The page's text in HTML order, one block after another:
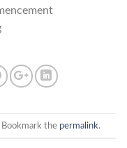
Bookmark the permalink.